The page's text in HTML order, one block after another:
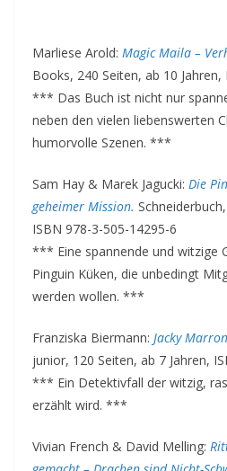
Marliese Arold: Magic Maila –
Books, 240 Seiten, ab 10
*** Das Buch ist nicht nur
neben den vielen liebenswerten
humorvolle Szenen. ***
Sam Hay & Marek Jagucki: Die
geheimer Mission.
ISBN 978-3-505-14295-6
*** Eine spannende und witzige
Pinguin Küken, die unbedingt
werden wollen. ***
Franziska Biermann: Jacky
junior, 120 Seiten, ab 7 Jahren,
*** Ein Detektivfall der witzig,
erzählt wird. ***
Vivian French & David Melling: